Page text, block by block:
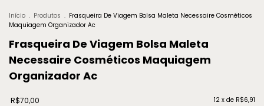
Início . Produtos . Frasqueira De Viagem Bolsa Maleta Necessaire Cosméticos
Maquiagem Organizador Ac
Frasqueira De Viagem Bolsa Maleta
Necessaire Cosméticos Maquiagem
Organizador Ac
R$70,00 12 x de R$6,91